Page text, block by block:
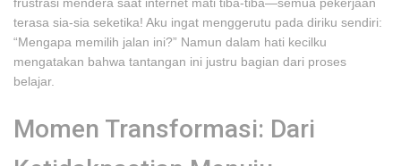
terasa sia-sia seketika! Aku ingat menggerutu pada diriku sendiri:
“Mengapa memilih jalan ini?” Namun dalam hati kecilku
mengatakan bahwa tantangan ini justru bagian dari proses
belajar.
Momen Transformasi: Dari